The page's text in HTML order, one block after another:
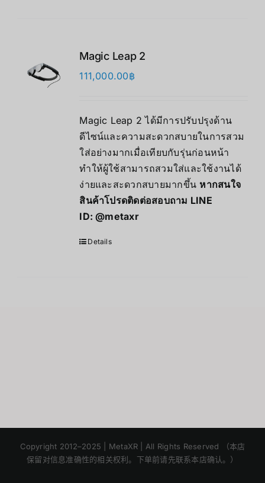
Magic Leap 2
111,000.00฿
Magic Leap 2 ได้มีการปรับปรุงด้าน
ดีไซน์และความสะดวกสบายในการสวม
ใส่อย่างมากเมื่อเทียบกับรุ่นก่อนหน้า
ทำให้ผู้ใช้สามารถสวมใส่และใช้งานได้
ง่ายและสะดวกสบายมากขึ้น หากสนใจ
สินค้าโปรดติดต่อสอบถาม LINE
ID:@metaxr
Details
Copyright 2012–2025 | MetaXR | All Rights Reserved （本店
保留对信息准确性的相关权利。下单前请先联系本店确认。）
English
Korean